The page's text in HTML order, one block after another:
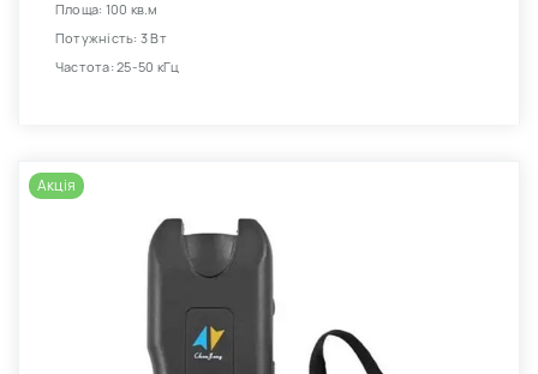
Площа: 100 кв.м
Потужність: 3 Вт
Частота: 25-50 кГц
Акція